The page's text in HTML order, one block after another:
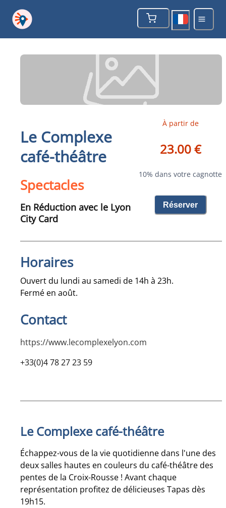
Le Complexe
café-théâtre
Spectacles
En Réduction avec le Lyon
City Card
À partir de
23.00 €
10% dans votre cagnotte
Réserver
Horaires
Ouvert du lundi au samedi de 14h à 23h.
Fermé en août.
Contact
https://www.lecomplexelyon.com
+33(0)4 78 27 23 59
Le Complexe café-théâtre
Échappez-vous de la vie quotidienne dans l'une des
deux salles hautes en couleurs du café-théâtre des
pentes de la Croix-Rousse ! Avant chaque
représentation profitez de délicieuses Tapas dès
19h15.